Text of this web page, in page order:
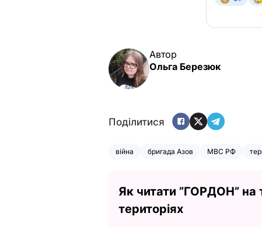
Автор
Ольга Березюк
Поділитися
війна бригада Азов МВС РФ
Як читати ”ГОРДОН” на
територіях